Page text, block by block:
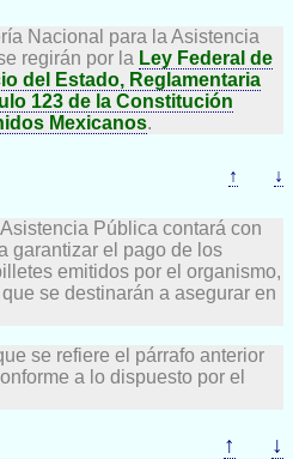
Nacional para la Asistencia
regirán por la Ley Federal de
del Estado, Reglamentaria
123 de la Constitución
Mexicanos.
↑ ↓
Pública contará con
garantizar el pago de los
emitidos por el organismo,
se destinarán a asegurar en
se refiere el párrafo anterior
a lo dispuesto por el
↑ ↓